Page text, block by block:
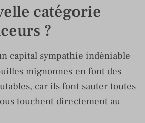
catégorie
?
capital sympathie indéniable
mignonnes en font des
car ils font sauter toutes
touchent directement au